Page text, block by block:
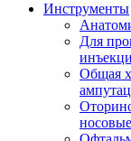
Инструменты
Для
Общая
носовые